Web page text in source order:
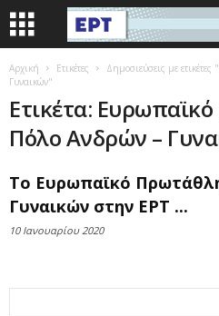
Αρχική Ετικέτες
Δημοσιεύσεις με
Γυναικών"
Ετικέτα:
Πόλο Ανδρών –
Το Ευρωπαϊκό
Γυναικών στην ΕΡΤ ...
10 Ιανουαρίου 2020